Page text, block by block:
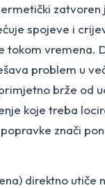
spojeve i
tokom vremena.
problem u
brže od
koje treba
znači
direktno utiče